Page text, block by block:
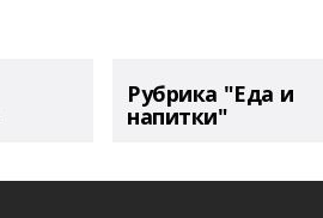
Рубрика "Еда и
напитки"